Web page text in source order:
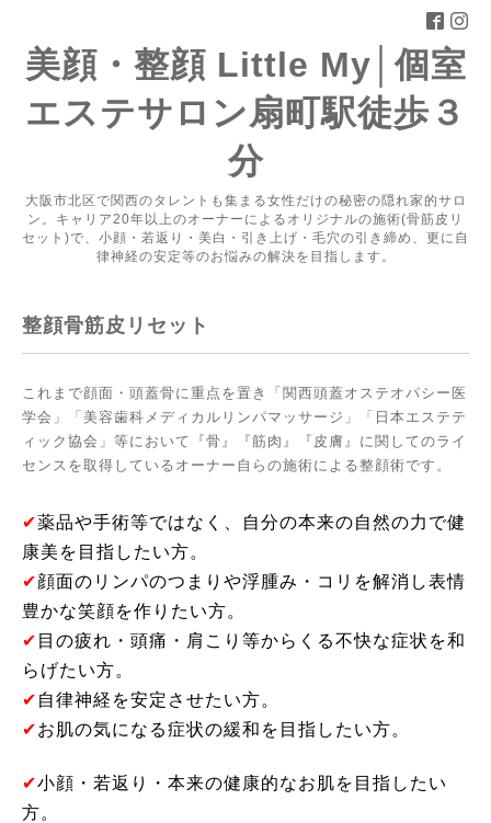
美顔・整顔 Little My│個室
エステサロン扇町駅徒歩３
分
大阪市北区で関西のタレントも集まる女性だけの秘密の隠れ家的サロ
ン。キャリア20年以上のオーナーによるオリジナルの施術(骨筋皮リ
セット)で、小顔・若返り・美白・引き上げ・毛穴の引き締め、更に自
律神経の安定等のお悩みの解決を目指します。
整顔骨筋皮リセット
これまで顔面・頭蓋骨に重点を置き「関西頭蓋オステオパシー医
学会」「美容歯科メディカルリンパマッサージ」「日本エステテ
ィック協会」等において『骨』『筋肉』『皮膚』に関してのライ
センスを取得しているオーナー自らの施術による整顔術です。
✔︎薬品や手術等ではなく、自分の本来の自然の力で健
康美を目指したい方。
✔︎顔面のリンパのつまりや浮腫み・コリを解消し表情
豊かな笑顔を作りたい方。
✔︎ 目の疲れ・頭痛・肩こり等からくる不快な症状を和
らげたい方。
✔︎ 自律神経を安定させたい方。
✔︎お肌の気になる症状の緩和を目指したい方。
✔︎小顔・若返り・本来の健康的なお肌を目指したい
方。